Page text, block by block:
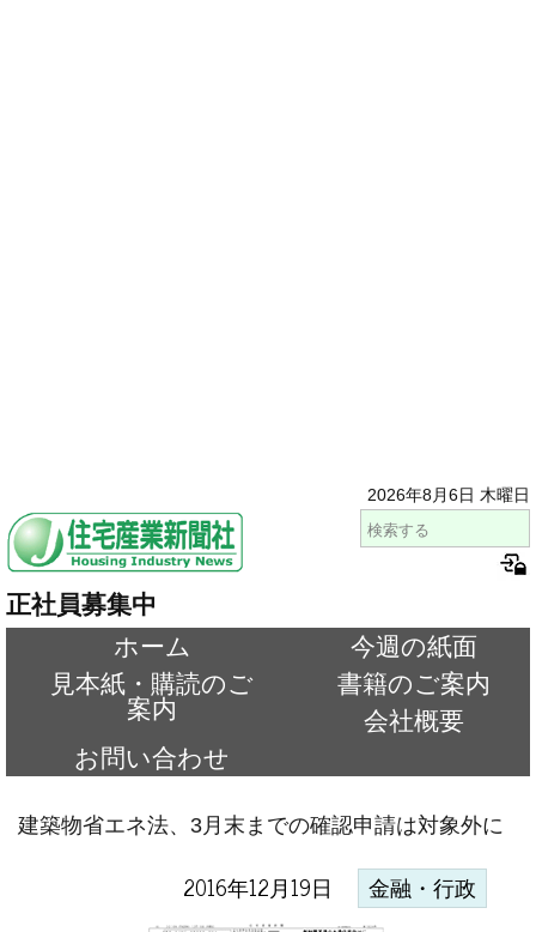
2026年8月6日 木曜日
正社員募集中
ホーム
今週の紙面
見本紙・購読のご
案内
書籍のご案内
会社概要
お問い合わせ
建築物省エネ法、3月末までの確認申請は対象外に
2016年12月19日 金融・行政